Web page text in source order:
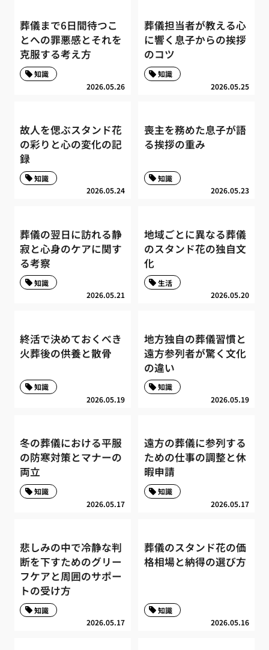
葬儀まで6日間待つこ
とへの罪悪感とそれを
克服する考え方
2026.05.26
知識
葬儀担当者が教える心
に響く息子からの挨拶
のコツ
2026.05.25
知識
故人を偲ぶスタンド花
の彩りと心の変化の記
録
2026.05.24
知識
喪主を務めた息子が語
る挨拶の重み
2026.05.23
知識
葬儀の翌日に訪れる静
寂と心身のケアに関す
る考察
2026.05.21
知識
地域ごとに異なる葬儀
のスタンド花の独自文
化
2026.05.20
生活
終活で決めておくべき
火葬後の供養と散骨
2026.05.19
知識
地方独自の葬儀習慣と
遠方参列者が驚く文化
の違い
2026.05.19
知識
冬の葬儀における平服
の防寒対策とマナーの
両立
2026.05.17
知識
遠方の葬儀に参列する
ための仕事の調整と休
暇申請
2026.05.17
知識
悲しみの中で冷静な判
断を下すためのグリー
フケアと周囲のサポー
トの受け方
2026.05.17
知識
葬儀のスタンド花の価
格相場と納得の選び方
2026.05.16
知識